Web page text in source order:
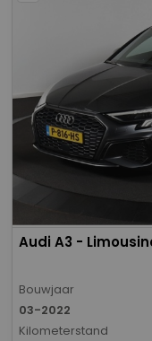
Audi A3 -
Bouwjaar
03-2022
Kilometerstand